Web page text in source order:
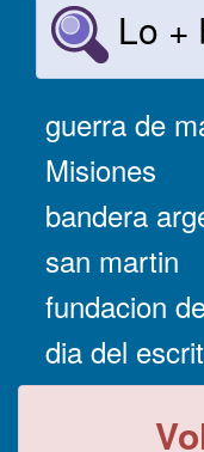
Lo +
guerra de
Misiones
bandera
san martin
fundacion
dia del